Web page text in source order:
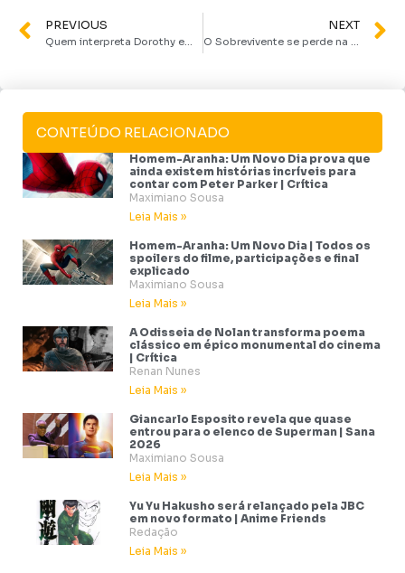
PREVIOUS NEXT
CONTEÚDO RELACIONADO
Homem-Aranha: Um Novo Dia prova que
ainda existem histórias incríveis para
contar com Peter Parker | Crítica
Maximiano Sousa
Leia Mais »
Homem-Aranha: Um Novo Dia | Todos os
spoilers do filme, participações e final
explicado
Maximiano Sousa
Leia Mais »
A Odisseia de Nolan transforma poema
clássico em épico monumental do cinema
| Crítica
Renan Nunes
Leia Mais »
Giancarlo Esposito revela que quase
entrou para o elenco de Superman | Sana
2026
Maximiano Sousa
Leia Mais »
Yu Yu Hakusho será relançado pela JBC
em novo formato | Anime Friends
Redação
Leia Mais »